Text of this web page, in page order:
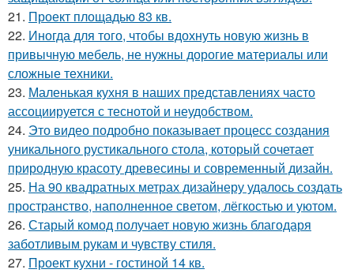
21. Проект площадью 83 кв.
22. Иногда для того, чтобы вдохнуть новую жизнь в
привычную мебель, не нужны дорогие материалы или
сложные техники.
23. Маленькая кухня в наших представлениях часто
ассоциируется с теснотой и неудобством.
24. Это видео подробно показывает процесс создания
уникального рустикального стола, который сочетает
природную красоту древесины и современный дизайн.
25. На 90 квадратных метрах дизайнеру удалось создать
пространство, наполненное светом, лёгкостью и уютом.
26. Старый комод получает новую жизнь благодаря
заботливым рукам и чувству стиля.
27. Проект кухни - гостиной 14 кв.